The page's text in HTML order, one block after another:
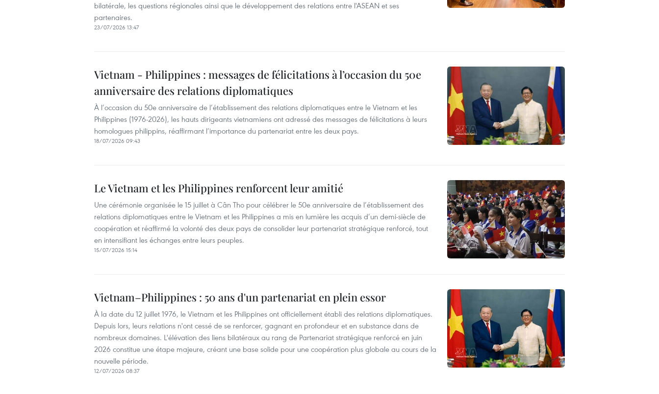
bilatérale, les questions régionales ainsi que le développement des relations entre l'ASEAN et ses
partenaires.
23/07/2026 13:47
Vietnam - Philippines : messages de félicitations à l’occasion du 50e
anniversaire des relations diplomatiques
À l’occasion du 50e anniversaire de l’établissement des relations diplomatiques entre le Vietnam et les
Philippines (1976-2026), les hauts dirigeants vietnamiens ont adressé des messages de félicitations à leurs
homologues philippins, réaffirmant l’importance du partenariat entre les deux pays.
18/07/2026 09:43
Le Vietnam et les Philippines renforcent leur amitié
Une cérémonie organisée le 15 juillet à Cân Tho pour célébrer le 50e anniversaire de l’établissement des
relations diplomatiques entre le Vietnam et les Philippines a mis en lumière les acquis d’un demi-siècle de
coopération et réaffirmé la volonté des deux pays de consolider leur partenariat stratégique renforcé, tout
en intensifiant les échanges entre leurs peuples.
15/07/2026 15:14
Vietnam–Philippines : 50 ans d'un partenariat en plein essor
À la date du 12 juillet 1976, le Vietnam et les Philippines ont officiellement établi des relations diplomatiques.
Depuis lors, leurs relations n'ont cessé de se renforcer, gagnant en profondeur et en substance dans de
nombreux domaines. L'élévation des liens bilatéraux au rang de Partenariat stratégique renforcé en juin
2026 constitue une étape majeure, créant une base solide pour une coopération plus globale au cours de la
nouvelle période.
12/07/2026 08:37